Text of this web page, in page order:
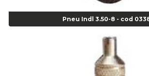
Anel Centralizador Fiat 4 pçs - Amarelo - Cod
Anel Centralizador GM 4 pçs - Azul - Cod 00519
Anel Centralizador Honda 4 pçs - Vermelho - Cod
Anel Centralizador Peugeot 4pçs - Branco - Cod
Pneu Indl 3.50-8 - cod